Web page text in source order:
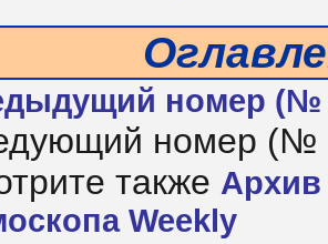
номер (№
номер (№
также Архив
Weekly